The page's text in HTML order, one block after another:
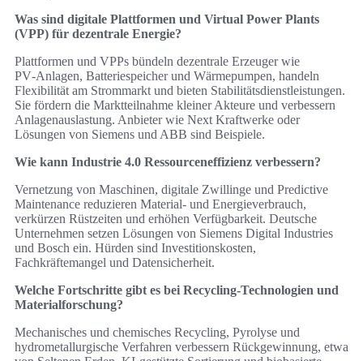
Was sind digitale Plattformen und Virtual Power Plants
(VPP) für dezentrale Energie?
Plattformen und VPPs bündeln dezentrale Erzeuger wie
PV‑Anlagen, Batteriespeicher und Wärmepumpen, handeln
Flexibilität am Strommarkt und bieten Stabilitätsdienstleistungen.
Sie fördern die Marktteilnahme kleiner Akteure und verbessern
Anlagenauslastung. Anbieter wie Next Kraftwerke oder
Lösungen von Siemens und ABB sind Beispiele.
Wie kann Industrie 4.0 Ressourceneffizienz verbessern?
Vernetzung von Maschinen, digitale Zwillinge und Predictive
Maintenance reduzieren Material‑ und Energieverbrauch,
verkürzen Rüstzeiten und erhöhen Verfügbarkeit. Deutsche
Unternehmen setzen Lösungen von Siemens Digital Industries
und Bosch ein. Hürden sind Investitionskosten,
Fachkräftemangel und Datensicherheit.
Welche Fortschritte gibt es bei Recycling‑Technologien und
Materialforschung?
Mechanisches und chemisches Recycling, Pyrolyse und
hydrometallurgische Verfahren verbessern Rückgewinnung, etwa